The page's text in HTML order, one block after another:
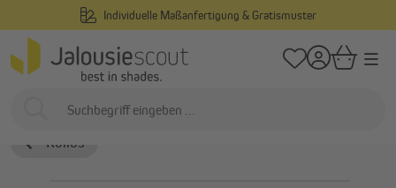
Individuelle Maßanfertigung & Gratismuster
Startseite
Doppelrollos
Rollos